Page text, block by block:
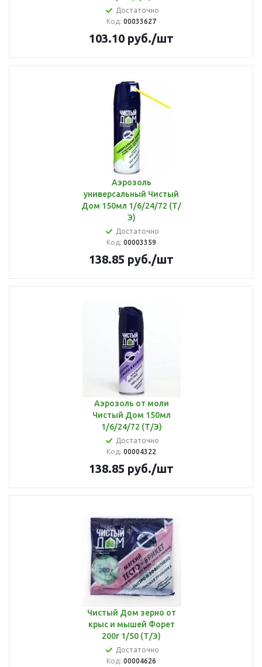
Достаточно
Код: 00033627
103.10 руб./шт
Аэрозоль
универсальный Чистый
Дом 150мл 1/6/24/72 (Т/
Э)
Достаточно
Код: 00003359
138.85 руб./шт
Аэрозоль от моли
Чистый Дом 150мл
1/6/24/72 (Т/Э)
Достаточно
Код: 00004322
138.85 руб./шт
Чистый Дом зерно от
крыс и мышей Форет
200г 1/50 (Т/Э)
Достаточно
Код: 00004626